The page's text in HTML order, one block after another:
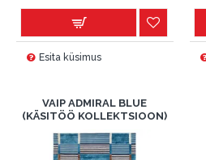
Esita küsimus
VAIP ADMIRAL BLUE
(KÄSITÖÖ KOLLEKTSIOON)